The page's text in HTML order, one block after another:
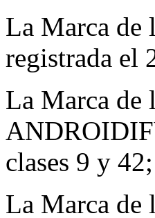
La Marca de
registrada el
La Marca de
clases 9 y 42;
La Marca de